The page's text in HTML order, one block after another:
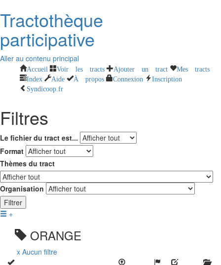
Tractothèque
participative
Aller au contenu principal
Accueil Voir les tracts Ajouter un tract
Mes tracts
Index
Aide À propos Connexion
Inscription
Syndicoop.fr
Filtres
Le fichier du tract est...
Format
Thèmes du tract
Organisation
Filtrer
+
ORANGE
x Aucun filtre